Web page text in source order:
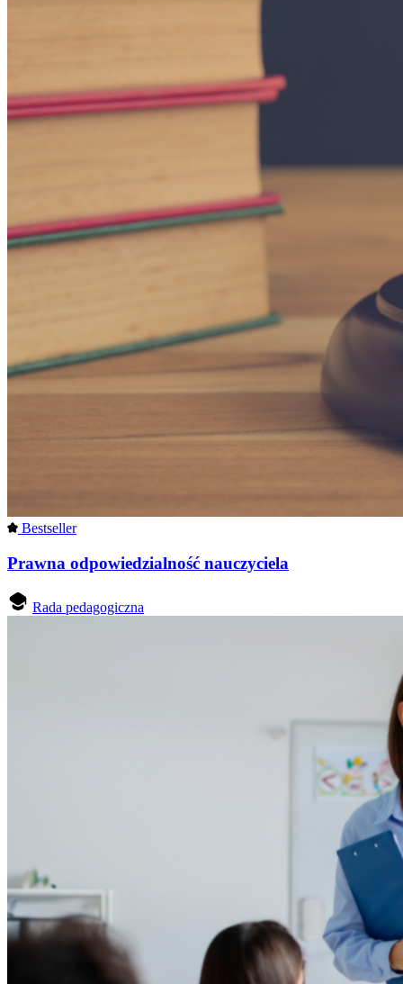
Bestseller
Prawna odpowiedzialność nauczyciela
Rada pedagogiczna